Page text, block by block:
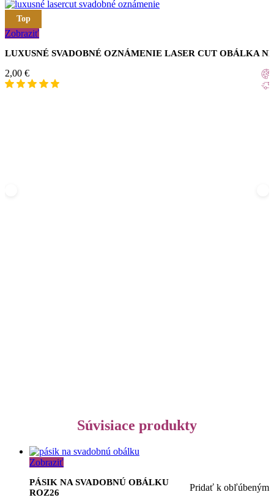
Top
Zobraziť
LUXUSNÉ SVADOBNÉ OZNÁMENIE LASER CUT OBÁLKA
2,00 €
Súvisiace produkty
Zobraziť
PÁSIK NA SVADOBNÚ OBÁLKU
ROZ26
Pridať k obľúbeným